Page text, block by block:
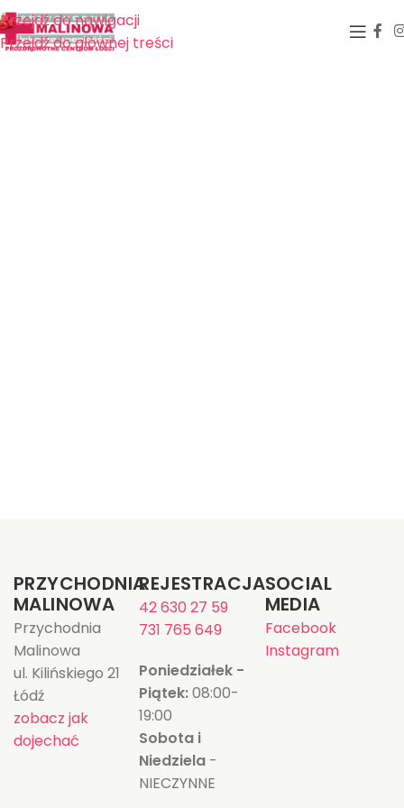
Przejdź do nawigacji
Przejdź do głównej treści
PRZYCHODNIA
MALINOWA
Przychodnia
Malinowa
ul. Kilińskiego 21
Łódź
zobacz jak
dojechać
REJESTRACJA
42 630 27 59
731 765 649
Poniedziałek -
Piątek:08:00-
19:00
Sobota i
Niedziela -
NIECZYNNE
SOCIAL
MEDIA
Facebook
Instagram